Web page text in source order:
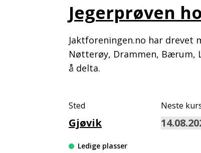
Jegerprøven
Jaktforeningen.no har drevet
Nøtterøy, Drammen, Bærum,
å delta.
Sted
Gjøvik
Neste
Ledige plasser